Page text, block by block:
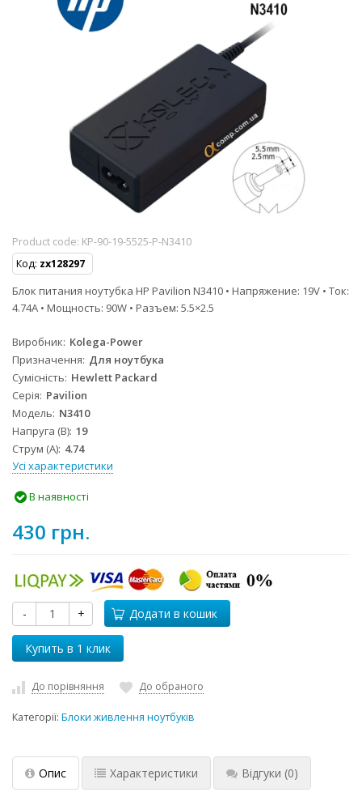
Product code: KP-90-19-5525-P-N3410
Код: zx128297
Блок питания ноутубка HP Pavilion N3410 • Напряжение: 19V • Ток:
4.74A • Мощность: 90W • Разъем: 5.5×2.5
Виробник Kolega-Power
Призначення Для ноутбука
Сумісність Hewlett Packard
Серія Pavilion
Модель N3410
Напруга (В) 19
Струм (А) 4.74
Усі характеристики
В наявності
430 грн.
- + Додати в кошик
До порівняння До обраного
Категорії: Блоки живлення ноутбуків
Опис Характеристики Відгуки (0)